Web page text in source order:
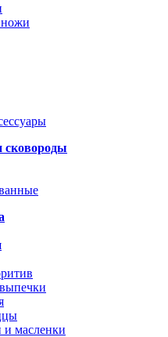
сковороды
и масленки